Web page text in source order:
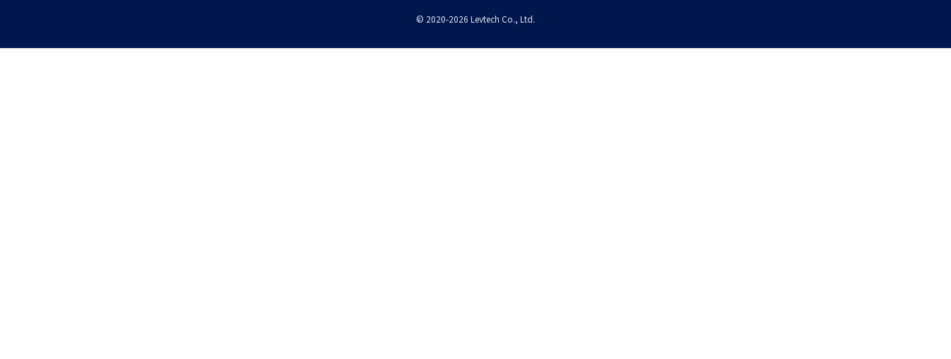
© 2020-2026 Levtech Co., Ltd.